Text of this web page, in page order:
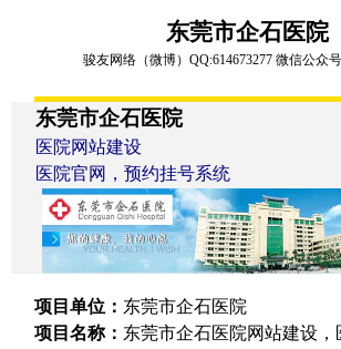
东莞市企石医院
骏友网络（微博） QQ:614673277 微信公众号
东莞市企石医院
医院网站建设
医院官网，预约挂号系统
项目单位： 东莞市企石医院
项目名称： 东莞市企石医院网站建设，